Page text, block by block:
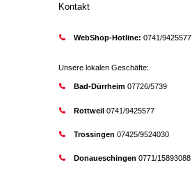
Kontakt
WebShop-Hotline: 0741/9425577
Unsere lokalen Geschäfte:
Bad-Dürrheim07726/5739
Rottweil0741/9425577
Trossingen 07425/9524030
Donaueschingen 0771/15893088